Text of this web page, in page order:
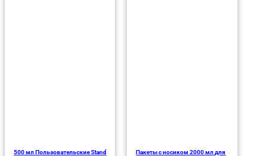
500 мл Пользовательские Stand
Пакеты с носиком 2000 мл для